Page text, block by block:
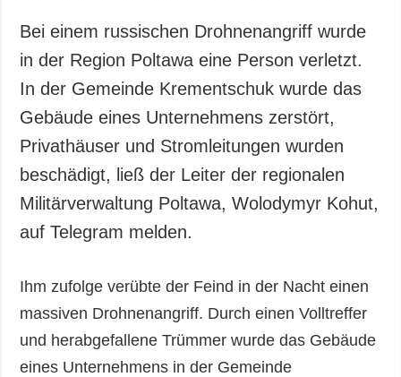
Kultur
Sport
Kriminalität
Notstand und
Notfälle
ZUSÄTZLICH
Veröffentlichungen
Interview
Video
LEISTUNGEN
Abonnement
Bei einem russischen Drohnenangriff wurde
in der Region Poltawa eine Person verletzt.
In der Gemeinde Krementschuk wurde das
Gebäude eines Unternehmens zerstört,
Privathäuser und Stromleitungen wurden
beschädigt, ließ der Leiter der regionalen
Militärverwaltung Poltawa, Wolodymyr Kohut,
auf Telegram melden.
Ihm zufolge verübte der Feind in der Nacht einen
massiven Drohnenangriff. Durch einen Volltreffer
und herabgefallene Trümmer wurde das Gebäude
eines Unternehmens in der Gemeinde